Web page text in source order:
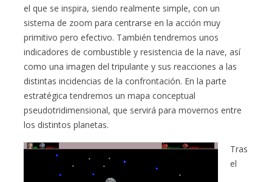
el que se inspira, siendo realmente simple, con un
sistema de zoom para centrarse en la acción muy
primitivo pero efectivo. También tendremos unos
indicadores de combustible y resistencia de la nave, así
como una imagen del tripulante y sus reacciones a las
distintas incidencias de la confrontación. En la parte
estratégica tendremos un mapa conceptual
pseudotridimensional, que servirá para movernos entre
los distintos planetas.
Tras
el